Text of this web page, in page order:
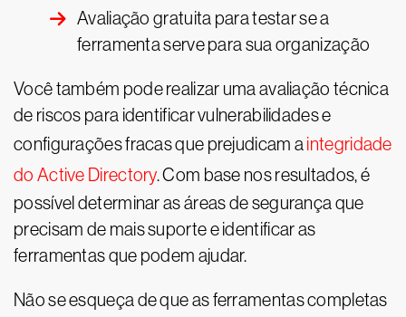
Avaliação gratuita para testar se a
ferramenta serve para sua organização
Você também pode realizar uma avaliação técnica
de riscos para identificar vulnerabilidades e
configurações fracas que prejudicam a integridade
do Active Directory. Com base nos resultados, é
possível determinar as áreas de segurança que
precisam de mais suporte e identificar as
ferramentas que podem ajudar.
Não se esqueça de que as ferramentas completas